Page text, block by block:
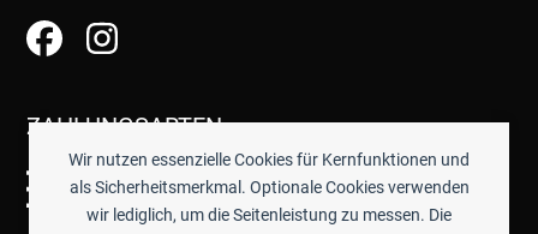
Wir nutzen essenzielle Cookies für Kernfunktionen und
als Sicherheitsmerkmal. Optionale Cookies verwenden
wir lediglich, um die Seitenleistung zu messen. Die
ZAHLUNGSARTEN